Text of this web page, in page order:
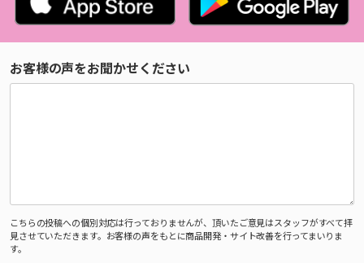
お客様の声をお聞かせください
こちらの投稿への個別対応は行っておりませんが、頂いたご意見はスタッフがすべて拝
見させていただきます。お客様の声をもとに商品開発・サイト改善を行ってまいりま
す。